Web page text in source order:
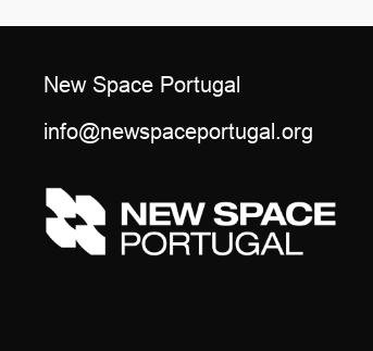
New Space Portugal
info@newspaceportugal.org